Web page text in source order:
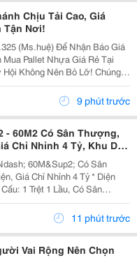
Chịu Tải Cao, Giá
Tận Nơi!
(Ms.huệ) Để Nhận Báo Giá
Không Nên Bỏ Lỡ! Chúng
Pallet Nhựa Cũ Và Mới
Đãi, Phù Hợp Cho Kho...9 phút trước
- 60M2 Có Sân Thượng,
Chỉ Nhỉnh 4 Tỷ, Khu Dân
60M&Sup2; Có Sân
Giá Chỉ Nhỉnh 4 Tỷ * Diện
1 Trệt 1 Lầu, Có Sân
Thới An, Quận 12, Tp.hcm. -
Đình Trẻ, Ở Lâu Dài Hoặc...
11 phút trước
Vai Rộng Nên Chọn